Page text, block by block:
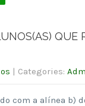
QUE
| Categories:
com a alínea b)